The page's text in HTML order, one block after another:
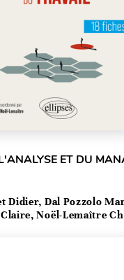
ET DU
Didier, Dal Pozzolo
Noël-Lemaître